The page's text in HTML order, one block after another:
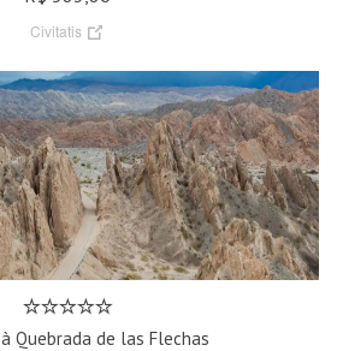
Civitatis
Quebrada de las Flechas